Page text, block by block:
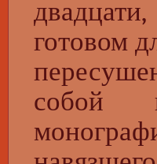
готовом
собой